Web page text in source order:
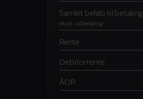
Samlet beløb til betaling
ekskl. udbetaling
Rente
Debitorrente
ÅOP